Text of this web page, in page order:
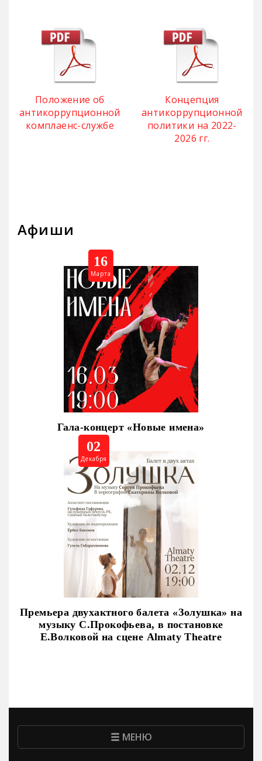
Положение об
антикоррупционной
комплаенс-службе
Концепция
антикоррупционной
политики на 2022-
2026 гг.
Афиши
16
Марта
Гала-концерт «Новые имена»
02
Декабря
Премьера двухактного балета «Золушка» на
музыку С.Прокофьева, в постановке
Е.Волковой на сцене Almaty Theatre
МЕНЮ